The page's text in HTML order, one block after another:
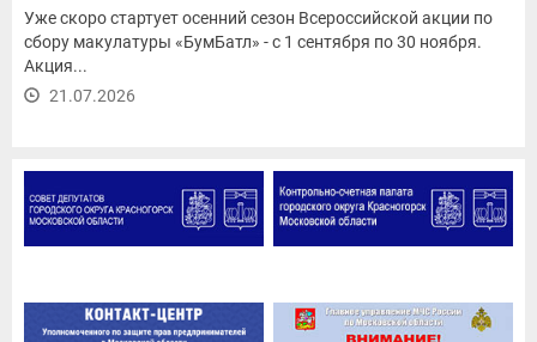
Уже скоро стартует осенний сезон Всероссийской акции по
сбору макулатуры «БумБатл» - с 1 сентября по 30 ноября.
Акция...
21.07.2026